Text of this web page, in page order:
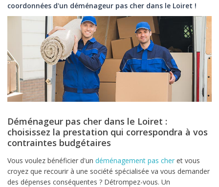
coordonnées d'un déménageur pas cher dans le Loiret !
Déménageur pas cher dans le Loiret :
choisissez la prestation qui correspondra à vos
contraintes budgétaires
Vous voulez bénéficier d'un déménagement pas cher et vous
croyez que recourir à une société spécialisée va vous demander
des dépenses conséquentes ? Détrompez-vous. Un